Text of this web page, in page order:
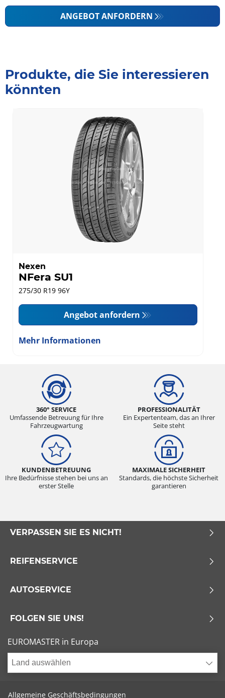
ANGEBOT ANFORDERN
Produkte, die Sie interessieren
könnten
Nexen
NFera SU1
275/30 R19 96Y
Angebot anfordern
Mehr Informationen
360° SERVICE
Umfassende Betreuung für Ihre
Fahrzeugwartung
PROFESSIONALITÄT
Ein Expertenteam, das an Ihrer
Seite steht
KUNDENBETREUUNG
Ihre Bedürfnisse stehen bei uns an
erster Stelle
MAXIMALE SICHERHEIT
Standards, die höchste Sicherheit
garantieren
VERPASSEN SIE ES NICHT!
REIFENSERVICE
AUTOSERVICE
FOLGEN SIE UNS!
EUROMASTER in Europa
Land auswählen
Allgemeine Geschäftsbedingungen